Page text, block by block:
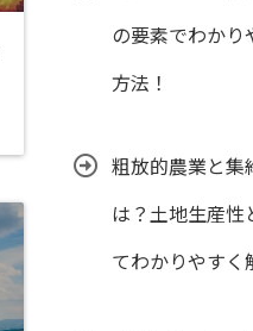
の要素でわかり
方法！
粗放的農業と集
は？土地生産性
てわかりやすく